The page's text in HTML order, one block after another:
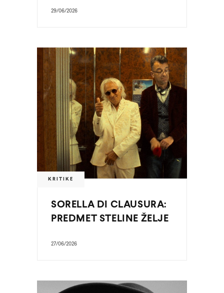
29/06/2026
KRITIKE
SORELLA DI CLAUSURA:
PREDMET STELINE ŽELJE
27/06/2026